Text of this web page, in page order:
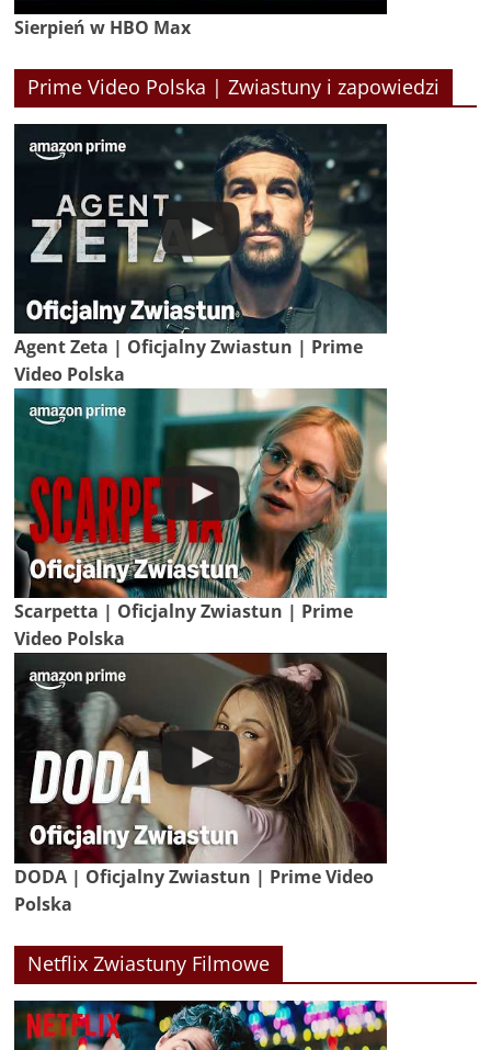
Sierpień w HBO Max
Prime Video Polska | Zwiastuny i zapowiedzi
Agent Zeta | Oficjalny Zwiastun | Prime
Video Polska
Scarpetta | Oficjalny Zwiastun | Prime
Video Polska
DODA | Oficjalny Zwiastun | Prime Video
Polska
Netflix Zwiastuny Filmowe